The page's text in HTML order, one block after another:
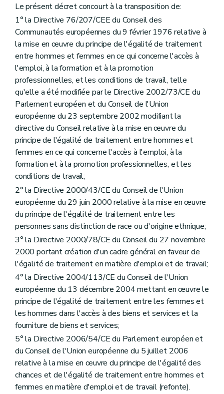
Chapitre VII Motifs spécifiques de justification
Art. 11
11/1
Chapitre VII Motifs spécifiques de justification
Art. 11
Art.11/1
Chapitre VIII Actions positives et aménagements raisonnables
Art. 12
Art. 12
Art. 13
Art. 14
Chapitre VIII
Actions positives et aménagements raisonnables
Art. 12
Art. 13
Art. 14
Chapitre IX Interdiction de discrimination
Art. 15
Chapitre IX Interdiction de discrimination
Art. 15
Chapitre X Conciliation
Art. 16
Chapitre X Conciliation
Art. 16
Chapitre XI Dispositifs de protection
Art. 17
Art. 18
Art.18/1
Art. 19
Art. 20
Art. 21
Chapitre XI Dispositifs de protection
Art. 17
Art. 18
Art.18/1
Art. 19
Art. 20
Art. 21
Chapitre XII Dispositions pénales
Art. 22
Art. 22
Art. 23
Le présent décret concourt à la transposition de:
1° la Directive 76/207/CEE du Conseil des
Communautés européennes du 9 février 1976 relative à
la mise en œuvre du principe de l'égalité de traitement
entre hommes et femmes en ce qui concerne l'accès à
l'emploi, à la formation et à la promotion
professionnelles, et les conditions de travail, telle
qu'elle a été modifiée par le Directive 2002/73/CE du
Parlement européen et du Conseil de l'Union
européenne du 23 septembre 2002 modifiant la
directive du Conseil relative à la mise en œuvre du
principe de l'égalité de traitement entre hommes et
femmes en ce qui concerne l'accès à l'emploi, à la
formation et à la promotion professionnelles, et les
conditions de travail;
2° la Directive 2000/43/CE du Conseil de l'Union
européenne du 29 juin 2000 relative à la mise en œuvre
du principe de l'égalité de traitement entre les
personnes sans distinction de race ou d'origine ethnique;
3° la Directive 2000/78/CE du Conseil du 27 novembre
2000 portant création d'un cadre général en faveur de
l'égalité de traitement en matière d'emploi et de travail;
4° la Directive 2004/113/CE du Conseil de l'Union
européenne du 13 décembre 2004 mettant en œuvre le
principe de l'égalité de traitement entre les femmes et
les hommes dans l'accès à des biens et services et la
fourniture de biens et services;
5° la Directive 2006/54/CE du Parlement européen et
du Conseil de l'Union européenne du 5 juillet 2006
relative à la mise en œuvre du principe de l'égalité des
chances et de l'égalité de traitement entre hommes et
femmes en matière d'emploi et de travail (refonte).